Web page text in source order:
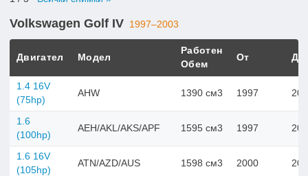
Volkswagen Golf IV 1997–2003
Двигател Модел
Работен
Обем
От До
1.4 16V
(75hp)
AHW 1390 см3 1997
1.6
(100hp)
AEH/AKL/AKS/APF 1595 см3 1997
1.6 16V
(105hp)
ATN/AZD/AUS 1598 см3 2000